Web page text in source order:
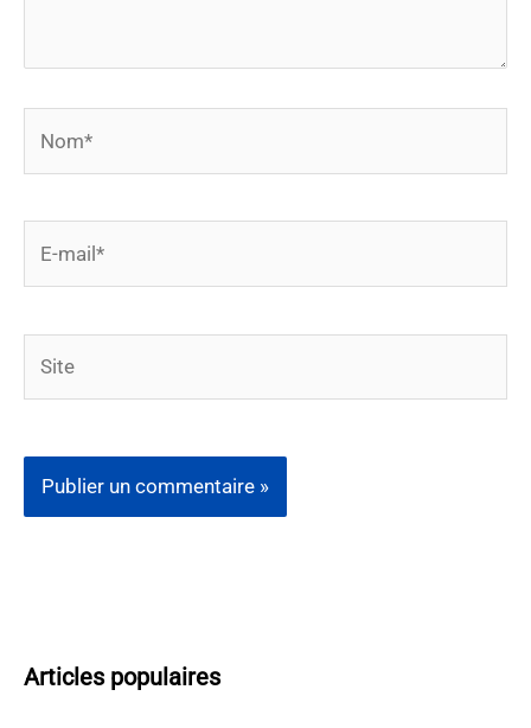
Articles populaires